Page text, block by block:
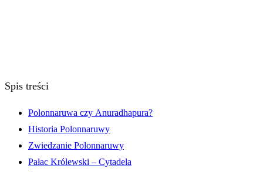
Spis treści
Polonnaruwa czy Anuradhapura?
Historia Polonnaruwy
Zwiedzanie Polonnaruwy
Pałac Królewski – Cytadela